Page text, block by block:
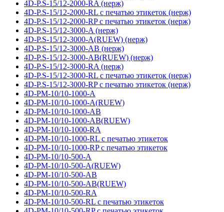
4D-P.S-15/12-2000-RA (нерж)
4D-P.S-15/12-2000-RL с печатью этикеток (нерж)
4D-P.S-15/12-2000-RP с печатью этикеток (нерж)
4D-P.S-15/12-3000-A (нерж)
4D-P.S-15/12-3000-A(RUEW) (нерж)
4D-P.S-15/12-3000-AB (нерж)
4D-P.S-15/12-3000-AB(RUEW) (нерж)
4D-P.S-15/12-3000-RA (нерж)
4D-P.S-15/12-3000-RL с печатью этикеток (нерж)
4D-P.S-15/12-3000-RP с печатью этикеток (нерж)
4D-PM-10/10-1000-A
4D-PM-10/10-1000-A(RUEW)
4D-PM-10/10-1000-AB
4D-PM-10/10-1000-AB(RUEW)
4D-PM-10/10-1000-RA
4D-PM-10/10-1000-RL с печатью этикеток
4D-PM-10/10-1000-RP с печатью этикеток
4D-PM-10/10-500-A
4D-PM-10/10-500-A(RUEW)
4D-PM-10/10-500-AB
4D-PM-10/10-500-AB(RUEW)
4D-PM-10/10-500-RA
4D-PM-10/10-500-RL с печатью этикеток